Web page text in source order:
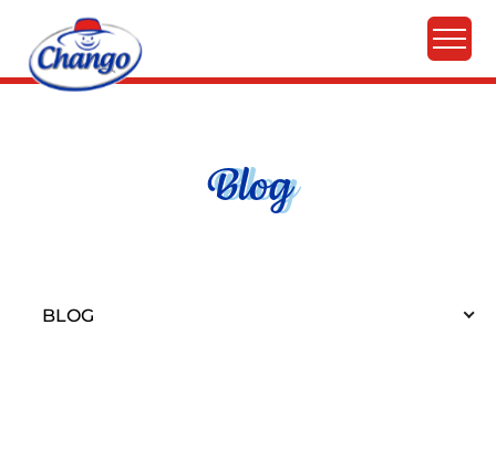
Blog
BLOG